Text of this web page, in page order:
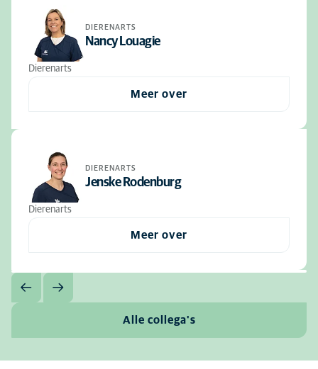
DIERENARTS
Nancy Louagie
Dierenarts
Meer over
DIERENARTS
Jenske Rodenburg
Dierenarts
Meer over
Alle collega's